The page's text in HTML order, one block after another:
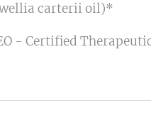
carterii oil)*
- Certified